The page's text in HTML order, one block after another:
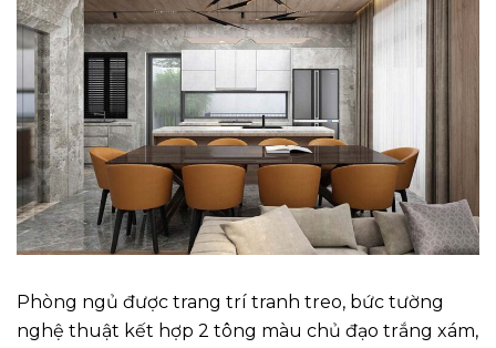
Phòng ngủ được trang trí tranh treo, bức tường
nghệ thuật kết hợp 2 tông màu chủ đạo trắng xám,